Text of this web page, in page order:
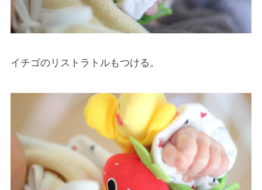
イチゴのリストラトルもつける。